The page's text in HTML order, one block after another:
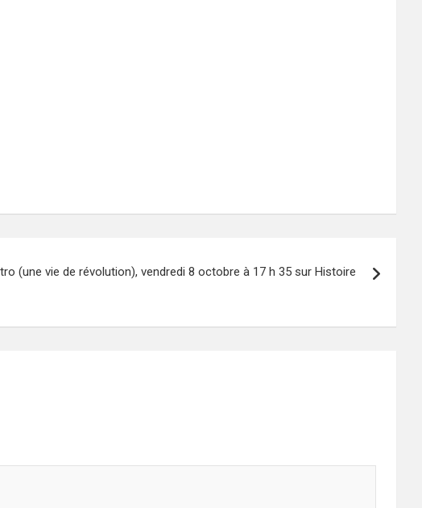
(une vie de révolution), vendredi 8 octobre à 17 h 35 sur Histoire